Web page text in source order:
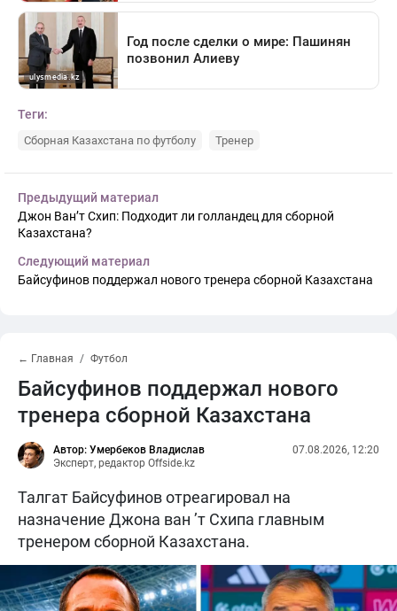
Теги:
Сборная Казахстана по футболу Тренер
Предыдущий материал
Джон Ван’т Схип: Подходит ли голландец для сборной
Казахстана?
Следующий материал
Байсуфинов поддержал нового тренера сборной Казахстана
← Главная Футбол
Байсуфинов поддержал нового
тренера сборной Казахстана
Автор: Умербеков Владислав
Эксперт, редактор Offside.kz
07.08.2026, 12:20
Талгат Байсуфинов отреагировал на
назначение Джона ван ’т Схипа главным
тренером сборной Казахстана.